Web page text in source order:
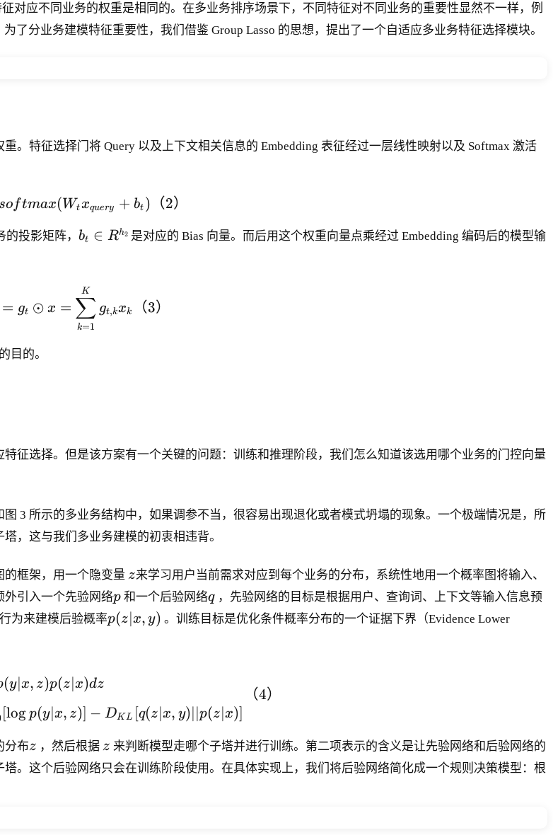
对应不同业务的权重是相同的。在多业务排序场景下，不同特征对不同业务的重要性显然不一样，例
分业务建模特征重要性，我们借鉴 Group Lasso 的思想，提出了一个自适应多业务特征选择模块。
。特征选择门将 Query 以及上下文相关信息的 Embedding 表征经过一层线性映射以及 Softmax 激活
g_t = softmax(W_t x_{query} + b_t) （2）
so ftmax(Wtxquery + bt ) （2）
的投影矩阵， b
\
i
n
R
bt ∈ Rh2 是对应的 Bias 向量。而后用这个权重向量点乘经过 Embedding 编码后的模型输
\hat{x}_{t} = g_t \odot x = \sum_{k=1}^{K} g_{t,k} x_{k} （3）
= gt ⊙ x =
k=1
∑
K
gt,kxk （3）
目的。
征选择。但是该方案有一个关键的问题：训练和推理阶段，我们怎么知道该选用哪个业务的门控向量
3 所示的多业务结构中，如果调参不当，很容易出现退化或者模式坍塌的现象。一个极端情况是，所
，这与我们多业务建模的初衷相违背。
的框架，用一个隐变量 z
z来学习用户当前需求对应到每个业务的分布，系统性地用一个概率图将输入、
外引入一个先验网络p
p 和一个后验网络q
q，先验网络的目标是根据用户、查询词、上下文等输入信息预
为来建模后验概率p
y
p(z∣x, y) 。训练目标是优化条件概率分布的一个证据下界（Evidence Lower
\begin{aligned} \log p(y|x) &= \log \int_z p(y|x,z) p(z|x) dz \\ &\geq
(y∣x, z)p(z∣x)dz
[log p(y∣x, z)] − DKL [q(z∣x, y)∣∣p(z∣x)]
（4）
分布z
z ，然后根据 z
z 来判断模型走哪个子塔并进行训练。第二项表示的含义是让先验网络和后验网络的
。这个后验网络只会在训练阶段使用。在具体实现上，我们将后验网络简化成一个规则决策模型：根